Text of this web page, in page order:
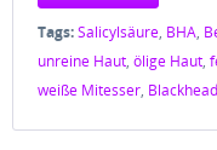
Tags:Salicylsäure, BHA,
unreine Haut, ölige Haut,
weiße Mitesser,